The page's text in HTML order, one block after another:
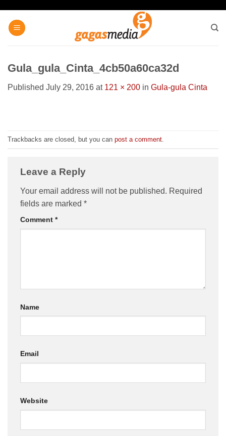
content
Gula_gula_Cinta_4cb50a60ca32d
Published July 29, 2016 at 121 × 200 in Gula-gula Cinta
Trackbacks are closed, but you can post a comment
Leave a Reply
Your email address will not be published. Required
fields are marked *
Comment *
Name
Email
Website